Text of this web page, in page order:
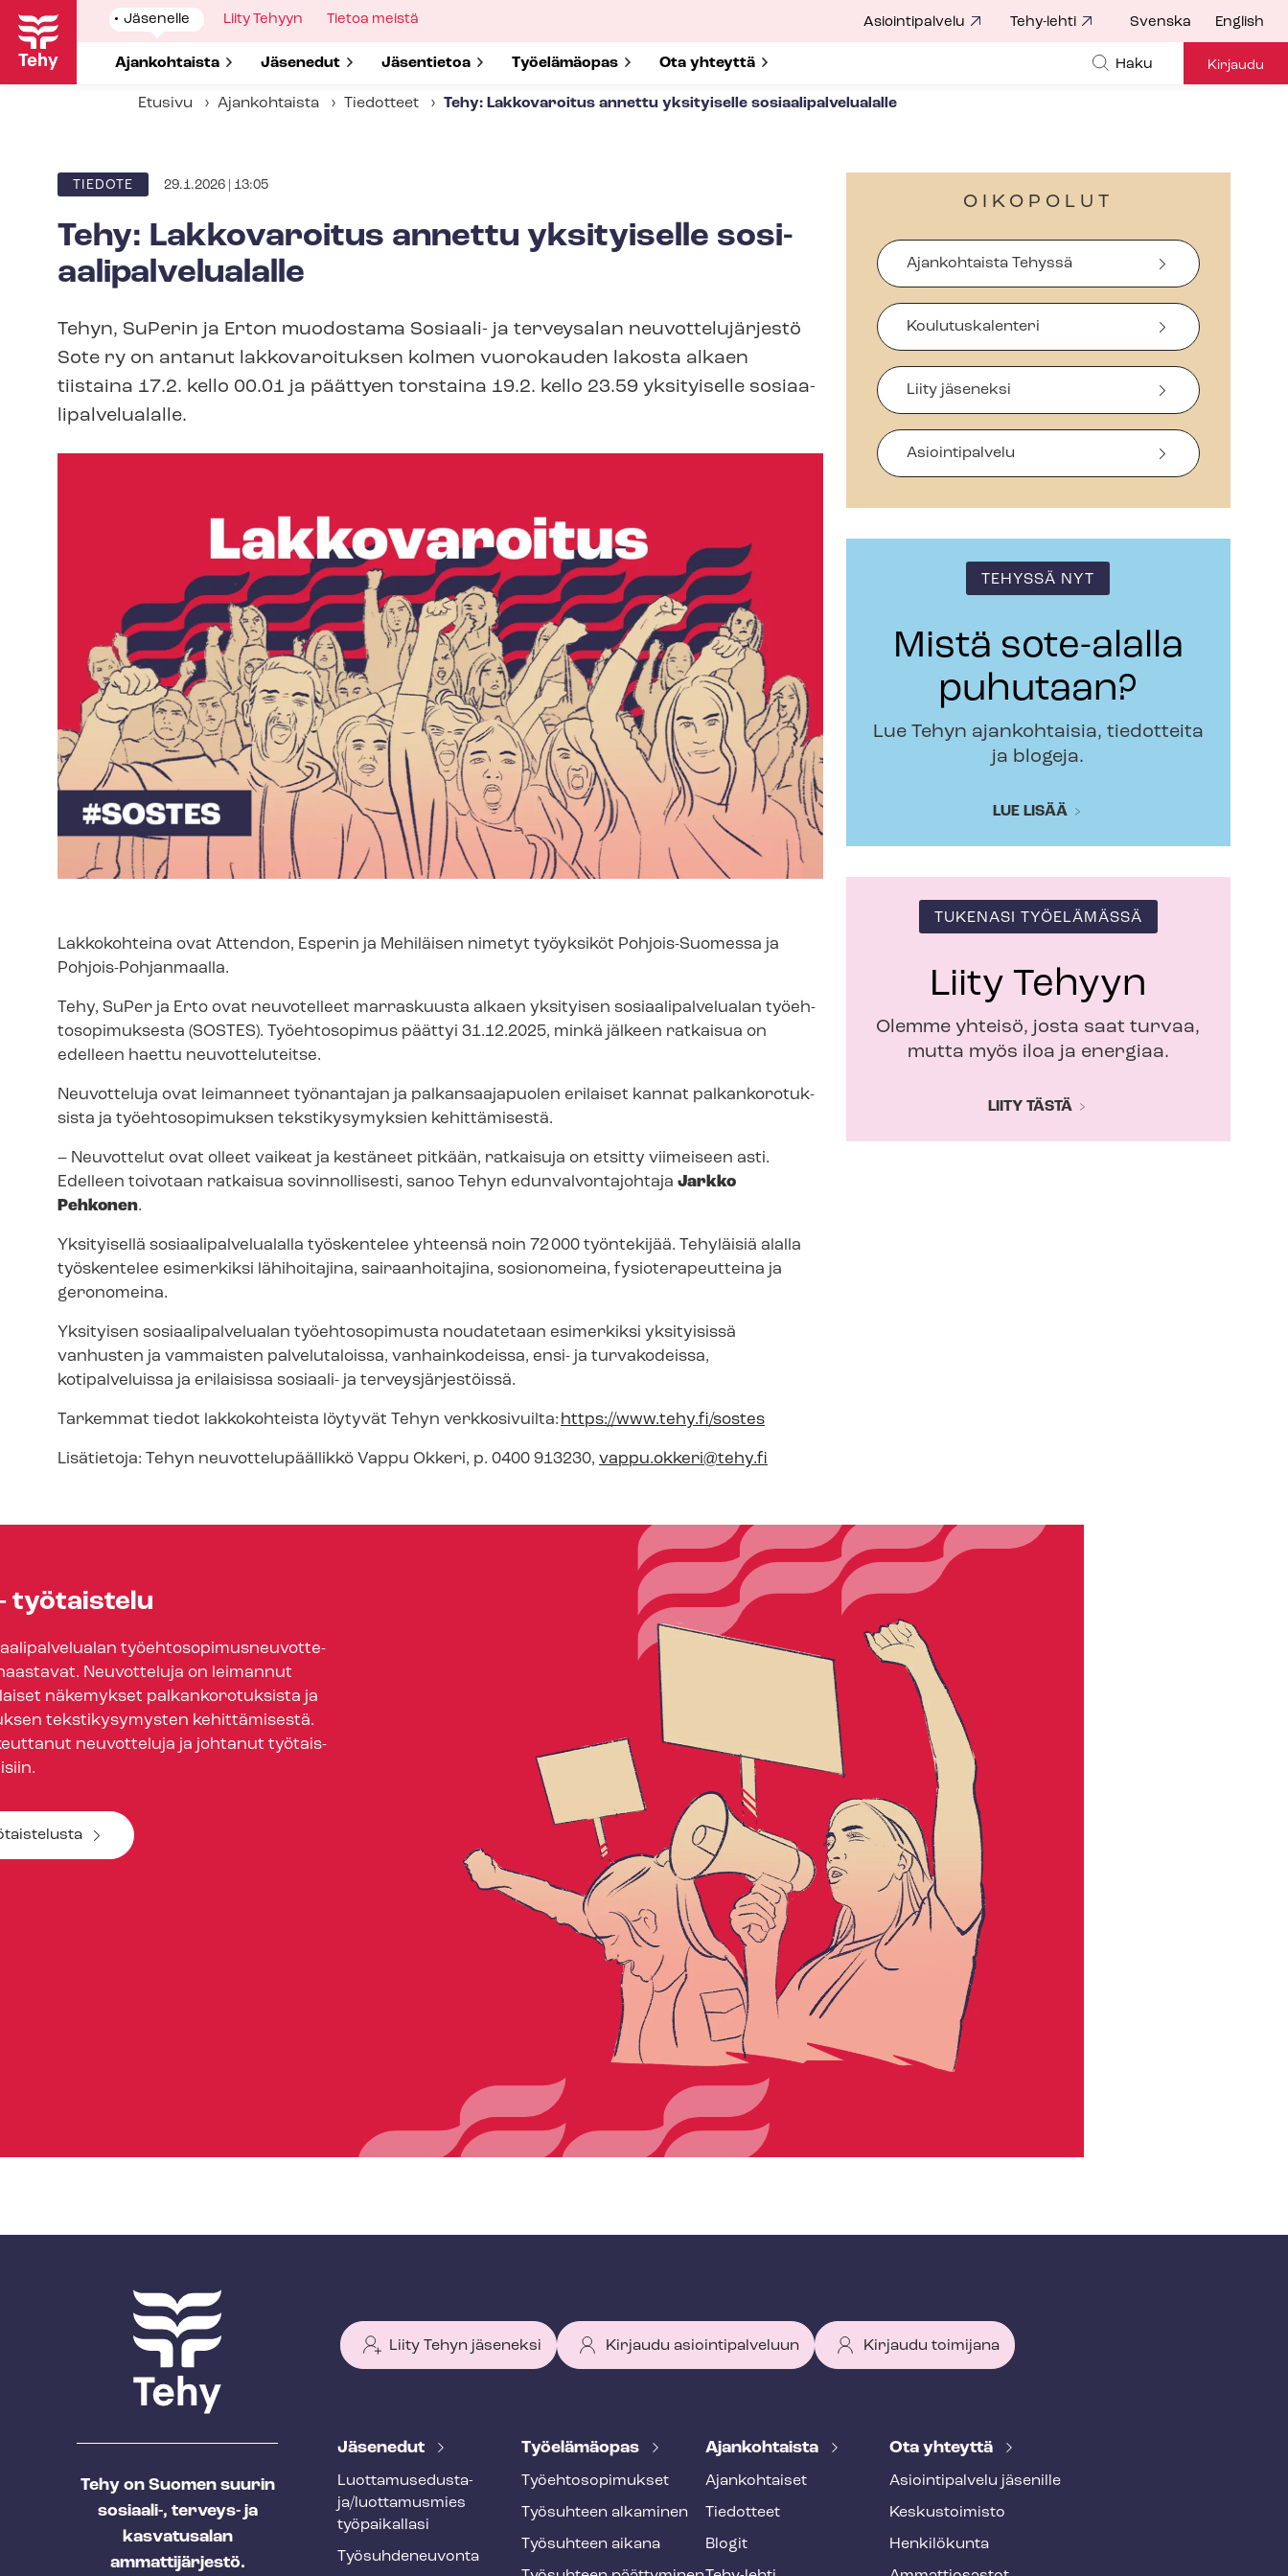
Hyppää
pääsisältöön
Show
submenu
Jäsenelle
Show submenu for
Ajankohtaista Show submenu for
Jäsenedut Show submenu for
Jäsentietoa Show submenu for
Työelämäopas Show submenu for
Ota yhteyttä
Show
Liity Tehyyn
Show
Tietoa meistä Asiointipalvelu Tehy-lehti Svenska English
Haku Kirjaudu
Etusivu Ajankohtaista Tiedotteet Tehy: Lakkovaroitus annettu yksityiselle so­si­aa­li­pal­ve­lua­lal­le
ARTIKKELIN
TIEDOTE 29.1.2026 | 13:05
Tehy: Lakkovaroitus annettu yksityiselle so­si­
aa­li­pal­ve­lua­lal­le
Tehyn, SuPerin ja Erton muodostama Sosiaali- ja terveysalan neu­vot­te­lu­jär­jes­tö
Sote ry on antanut lakkovaroituksen kolmen vuorokauden lakosta alkaen
tiistaina 17.2. kello 00.01 ja päättyen torstaina 19.2. kello 23.59 yksityiselle so­si­aa­
li­pal­ve­lua­lal­le.
Lakkokohteina ovat Attendon, Esperin ja Mehiläisen nimetyt työyksiköt Pohjois-Suomessa ja
Pohjois-​Pohjanmaalla.
Tehy, SuPer ja Erto ovat neuvotelleet marraskuusta alkaen yksityisen so­si­aa­li­pal­ve­lua­lan työ­eh­
to­so­pi­muk­ses­ta (SOSTES). Työehtosopimus päättyi 31.12.2025, minkä jälkeen ratkaisua on
edelleen haettu neuvotteluteitse.
Neuvotteluja ovat leimanneet työnantajan ja palkansaajapuolen erilaiset kannat pal­kan­ko­ro­tuk­
sis­ta ja työehtosopimuksen tekstikysymyksien kehittämisestä.
– Neuvottelut ovat olleet vaikeat ja kestäneet pitkään, ratkaisuja on etsitty viimeiseen asti.
Edelleen toivotaan ratkaisua sovinnollisesti, sanoo Tehyn edun­val­von­ta­joh­ta­ja Jarkko
Pehkonen.
Yksityisellä so­si­aa­li­pal­ve­lua­lal­la työskentelee yhteensä noin 72 000 työntekijää. Tehyläisiä alalla
työskentelee esimerkiksi lähihoitajina, sairaanhoitajina, sosionomeina, fy­sio­te­ra­peut­tei­na ja
geronomeina.
Yksityisen so­si­aa­li­pal­ve­lua­lan työehtosopimusta noudatetaan esimerkiksi yksityisissä
vanhusten ja vammaisten palvelutaloissa, vanhainkodeissa, ensi- ja turvakodeissa,
kotipalveluissa ja erilaisissa sosiaali- ja ter­veys­jär­jes­töis­sä.
Tarkemmat tiedot lakkokohteista löytyvät Tehyn verkkosivuilta: https://www.tehy.fi/sostes
Lisätietoja: Tehyn neu­vot­te­lu­pääl­lik­kö Vappu Okkeri, p. 0400 913230, vappu.okkeri@tehy.fi
työtaistelu
työ­eh­to­so­pi­mus­neu­vot­te­
Neuvotteluja on leimannut
näkemykset pal­kan­ko­ro­tuk­sis­ta ja
tekstikysymysten kehittämisestä.
neuvotteluja ja johtanut työ­tais­
OIKOPOLUT
Ajankohtaista Tehyssä
Koulutuskalenteri
Liity jäseneksi
Asiointipalvelu
TEHYSSÄ NYT
Mistä sote-alalla
puhutaan?
Lue Tehyn ajankohtaisia, tiedotteita
ja blogeja.
LUE LISÄÄ
TUKENASI TYÖELÄMÄSSÄ
Liity Tehyyn
Olemme yhteisö, josta saat turvaa,
mutta myös iloa ja energiaa.
LIITY TÄSTÄ
Tehy on Suomen suurin
sosiaali-, terveys- ja
kasvatusalan
ammattijärjestö.
Liity Tehyn jäseneksi Kirjaudu asiointipalveluun Kirjaudu toimijana
T
h
y
f
Jäsenedut
Luot­ta­muse­dus­ta­
ja/luottamusmies
työpaikallasi
Työ­suh­de­neu­von­ta
Työelämäopas
Työ­eh­to­so­pi­muk­set
Työsuhteen alkaminen
Työsuhteen aikana
Ajankohtaista
Ajankohtaiset
Tiedotteet
Blogit
Ota yhteyttä
Asioin­ti­pal­ve­lu jäsenille
Keskustoimisto
Henkilökunta